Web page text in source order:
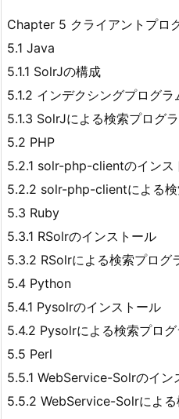
Chapter 5 クライアントプロ
5.1 Java
5.1.1 SolrJの構成
5.1.2 インデクシングプログラ
5.1.3 SolrJによる検索プログ
5.2 PHP
5.2.1 solr-php-clientのインス
5.2.2 solr-php-clientによる検
5.3 Ruby
5.3.1 RSolrのインストール
5.3.2 RSolrによる検索プログ
5.4 Python
5.4.1 Pysolrのインストール
5.4.2 Pysolrによる検索プログ
5.5 Perl
5.5.1 WebService-Solrのイン
5.5.2 WebService-Solrによる